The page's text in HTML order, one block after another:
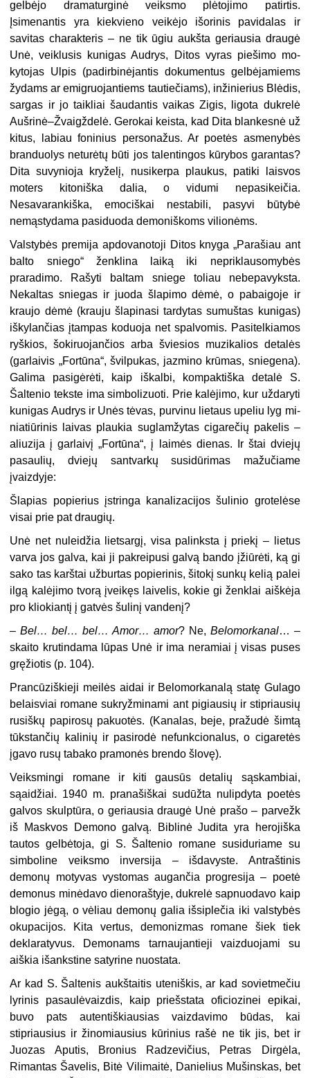
gelbėjo dramaturginė veiks­mo plėtojimo patirtis.
Įsimenantis yra kiekvieno veikėjo išorinis pavidalas ir
savitas charakteris – ne tik ūgiu aukš­ta geriausia draugė
Unė, veiklusis ku­nigas Audrys, Ditos vyras piešimo mo­
kytojas Ulpis (padirbinėjantis doku­mentus gelbėjamiems
žydams ar emi­gruojantiems tautiečiams), inžinierius Blėdis,
sargas ir jo taikliai šaudantis vaikas Zigis, ligota dukrelė
Aušrinė–Žvaigždelė. Gerokai keista, kad Dita blankesnė už
kitus, labiau foninius per­sonažus. Ar poetės asmenybės
bran­duolys neturėtų būti jos talentingos kūrybos garantas?
Dita suvynioja kry­želį, nusikerpa plaukus, patiki laisvos
moters kitoniška dalia, o vidumi nepa­sikeičia.
Nesavarankiška, emociškai ne­stabili, pasyvi būtybė
nemąstydama pasiduoda demoniškoms vilionėms.
Valstybės premija apdovanotoji Ditos knyga „Parašiau ant
balto snie­go“ ženklina laiką iki nepriklausomy­bės
praradimo. Rašyti baltam sniege toliau nebepavyksta.
Nekaltas sniegas ir juoda šlapimo dėmė, o pabaigoje ir
kraujo dėmė (krauju šlapinasi tardytas sumuštas kunigas)
iškylančias įtam­pas koduoja net spalvomis. Pasitel­kiamos
ryškios, šokiruojančios arba šviesios muzikalios detalės
(garlaivis „Fortūna“, švilpukas, jazmino krūmas, sniegena).
Galima pasigėrėti, kaip iš­kalbi, kompaktiška detalė S.
Šaltenio tekste ima simbolizuoti. Prie kalėjimo, kur uždaryti
kunigas Audrys ir Unės tėvas, purvinu lietaus upeliu lyg mi­
niatiūrinis laivas plaukia suglamžytas cigarečių pakelis –
aliuzija į garlaivį „Fortūna“, į laimės dienas. Ir štai dvie­jų
pasaulių, dviejų santvarkų susidūri­mas mažučiame
įvaizdyje:
Šlapias popierius įstringa kanalizacijos šulinio grotelėse
visai prie pat draugių.
Unė net nuleidžia lietsargį, visa palinksta į priekį – lietus
varva jos galva, kai ji pakrei­pusi galvą bando įžiūrėti, ką gi
sako tas karš­tai užburtas popierinis, šitokį sunkų kelią pa­lei
ilgą kalėjimo tvorą įveikęs laivelis, kokie gi ženklai aiškėja
pro kliokiantį į gatvės šulinį vandenį?
–Bel… bel… bel… Amor… amor? Ne, Belomorkanal… –
skaito krutindama lūpas Unė ir ima neramiai į visas puses
gręžiotis (p. 104).
Prancūziškieji meilės aidai ir Belomorkanalą statę Gulago
belaisviai ro­mane sukryžminami ant pigiausių ir stipriausių
rusiškų papirosų pakuotės. (Kanalas, beje, pražudė šimtą
tūkstan­čių kalinių ir pasirodė nefunkciona­lus, o cigaretės
įgavo rusų tabako pra­monės brendo šlovę).
Veiksmingi romane ir kiti gausūs detalių sąskambiai,
sąaidžiai. 1940 m. pranašiškai sudūžta nulipdyta poetės
galvos skulptūra, o geriausia draugė Unė prašo – parvežk
iš Maskvos De­mono galvą. Biblinė Judita yra herojiš­ka
tautos gelbėtoja, gi S. Šaltenio ro­mane susiduriame su
simboline veiks­mo inversija – išdavyste. Antraštinis
demonų motyvas vystomas augančia progresija – poetė
demonus minėdavo dienoraštyje, dukrelė sapnuodavo kaip
blogio jėgą, o vėliau demonų galia išsi­plečia iki valstybės
okupacijos. Kita vertus, demonizmas romane šiek tiek
deklaratyvus. Demonams tarnaujan­tieji vaizduojami su
aiškia išankstine satyrine nuostata.
Ar kad S. Šaltenis aukštaitis ute­niškis, ar kad sovietmečiu
lyrinis pa­saulėvaizdis, kaip priešstata oficiozinei epikai,
buvo pats autentiškiausias vaiz­davimo būdas, kai
stipriausius ir žino­miausius kūrinius rašė ne tik jis, bet ir
Juozas Aputis, Bronius Radzevičius, Petras Dirgėla,
Rimantas Šavelis, Bitė Vilimaitė, Danielius Mušinskas, bet